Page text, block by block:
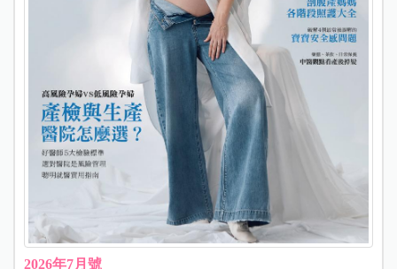
2026年7月號